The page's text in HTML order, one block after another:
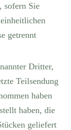
sofern Sie
getrennt
Dritter,
Teilsendung
haben
haben, die
geliefert